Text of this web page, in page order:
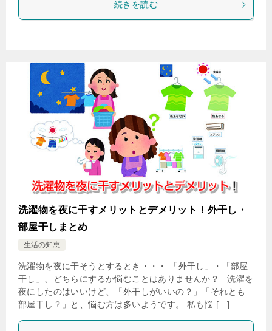
続きを読む
洗濯物を夜に干すメリットとデメリット！外干し・
部屋干しまとめ
生活の知恵
洗濯物を夜に干そうとするとき・・・ 「外干し」・「部屋
干し」、どちらにするか悩むことはありませんか？ 洗濯を
夜にしたのはいいけど、「外干しがいいの？」「それとも
部屋干し？」と、悩む方は多いようです。 私も悩 […]